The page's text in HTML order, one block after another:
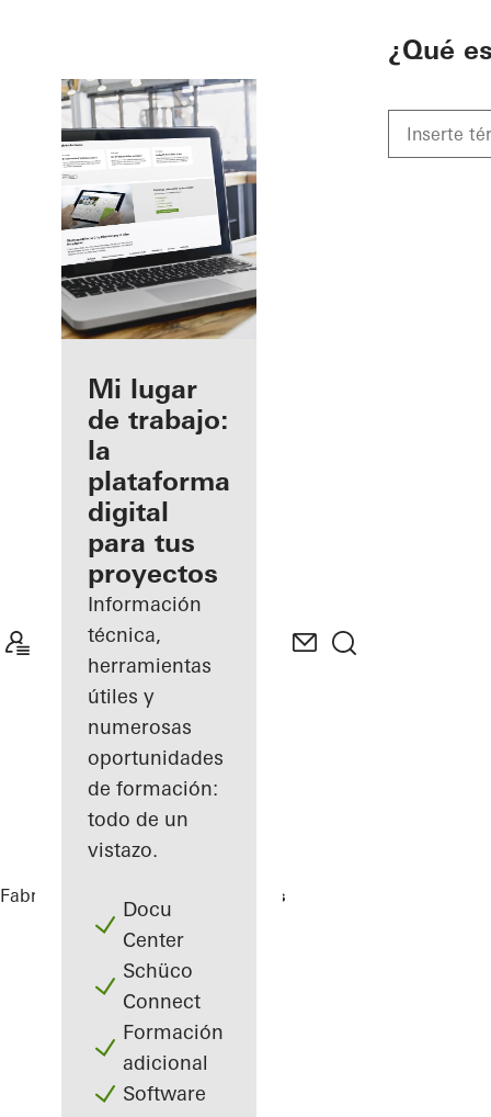
Beneficios
como
fabricante
registrado
Descubre
mi área
de
trabajo
Mi lugar
de trabajo:
la
plataforma
digital
para tus
proyectos
Información
técnica,
herramientas
útiles y
numerosas
oportunidades
de formación:
todo de un
vistazo.
Docu
Center
Schüco
Connect
Formación
adicional
Software
¿Qué
Fabricantes Highlights